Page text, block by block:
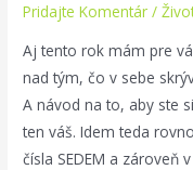
Pridajte Komentár /
Aj tento rok mám pre
nad tým, čo v sebe
A návod na to, aby ste
ten váš. Idem teda
čísla SEDEM a zároveň